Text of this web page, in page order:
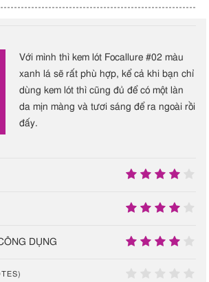
Isononyl
Chất tạo mùi,
Tạo hương
Chất bảo quản
Với mình thì kem lót Focallure #02 màu
xanh lá sẽ rất phù hợp, kể cả khi bạn chỉ
dùng kem lót thì cũng đủ để có một làn
da mịn màng và tươi sáng để ra ngoài rồi
đấy.
DỤNG